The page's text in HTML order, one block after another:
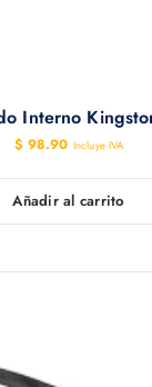
Interno
$ 98.90 Incluye IVA
Añadir al carrito